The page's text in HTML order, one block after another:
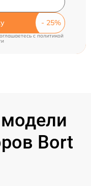
cполитикой
Bort